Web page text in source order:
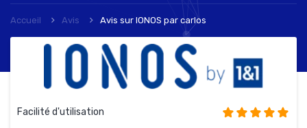
Accueil Avis Avis sur IONOS par carlos
Facilité d'utilisation